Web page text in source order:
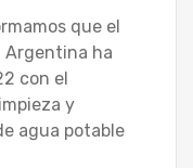
que el
Argentina ha
con el
y
agua potable